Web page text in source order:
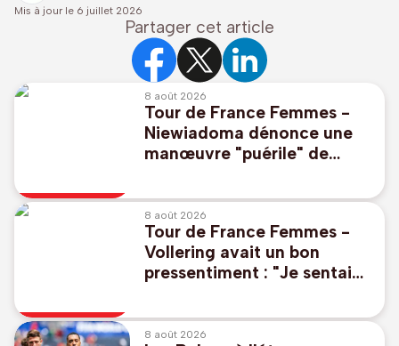
Mis à jour le 6 juillet 2026
Partager cet article
8 août 2026
Tour de France Femmes -
Niewiadoma dénonce une
manœuvre "puérile" de
respect"
8 août 2026
Tour de France Femmes -
Vollering avait un bon
pressentiment : "Je sentais
maillot jaune"
8 août 2026